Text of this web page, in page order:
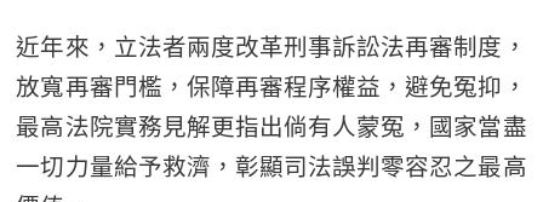
近年來，立法者兩度改革刑事訴訟法再審制度，
放寬再審門檻，保障再審程序權益，避免冤抑，
最高法院實務見解更指出倘有人蒙冤，國家當盡
一切力量給予救濟，彰顯司法誤判零容忍之最高